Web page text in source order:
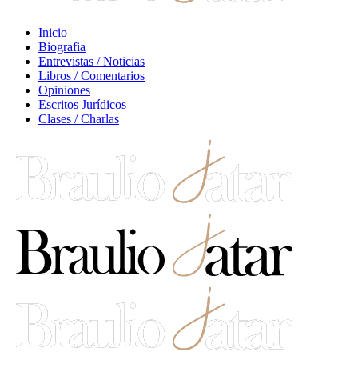
Inicio
Biografia
Entrevistas / Noticias
Libros / Comentarios
Opiniones
Escritos Jurídicos
Clases / Charlas